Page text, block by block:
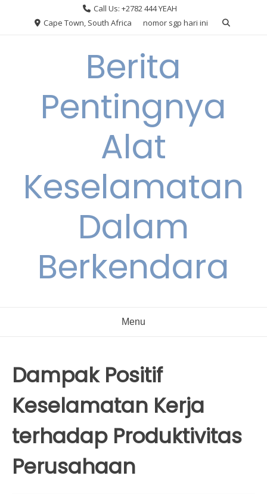
Call Us: +2782 444 YEAH
Cape Town, South Africa
nomor sgp hari ini
Berita
Pentingnya
Alat
Keselamatan
Dalam
Berkendara
Menu
Dampak Positif
Keselamatan Kerja
terhadap Produktivitas
Perusahaan